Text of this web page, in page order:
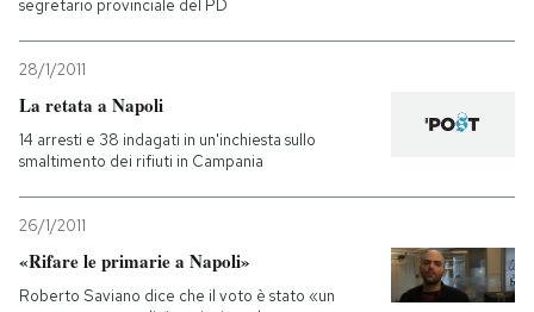
segretario provinciale del PD
28/1/2011
La retata a Napoli
14 arresti e 38 indagati in un'inchiesta sullo
smaltimento dei rifiuti in Campania
26/1/2011
«Rifare le primarie a Napoli»
Roberto Saviano dice che il voto è stato «un